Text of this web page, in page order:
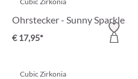
Ohrstecker - Sunny Sparkle
€ 17,95*
Cubic Zirkonia